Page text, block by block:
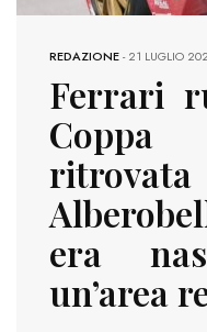
REDAZIONE-21 LUGLIO
Ferrari
era
un’area